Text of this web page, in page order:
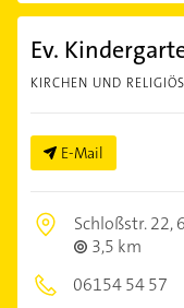
Ev.
KIRCHEN UND
E-Mail
Schloßstr. 22,
3,5 km
06154 54 57